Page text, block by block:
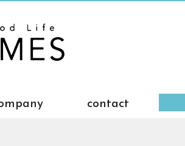
contact